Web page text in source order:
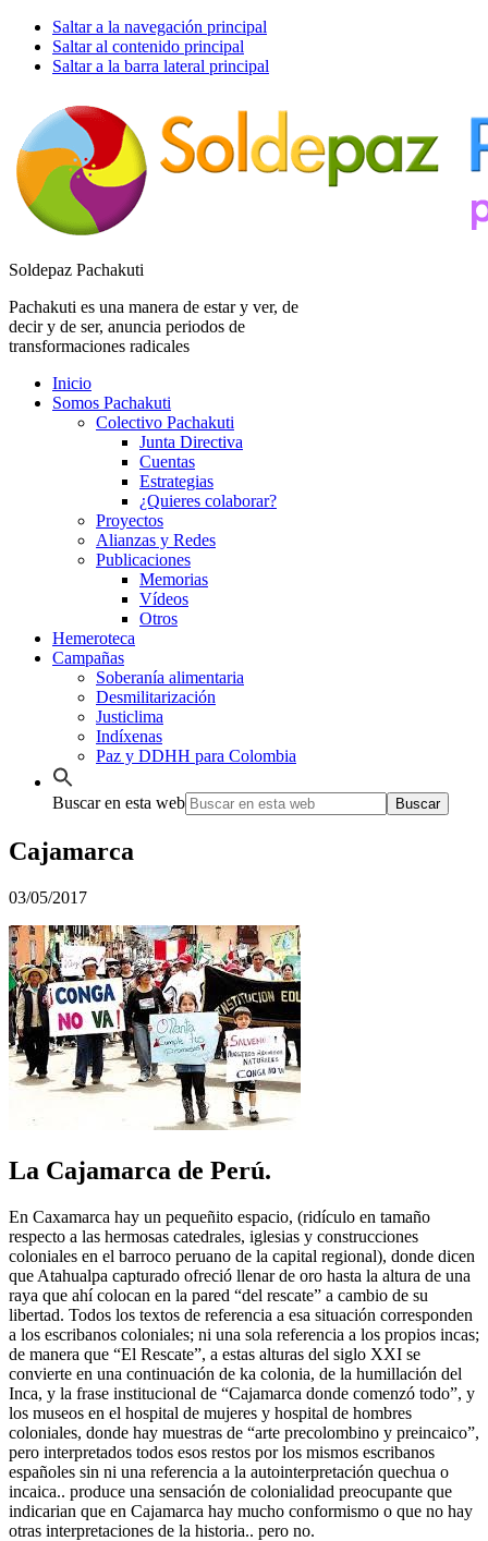
Saltar a la navegación principal
Saltar al contenido principal
Saltar a la barra lateral principal
Soldepaz Pachakuti
Pachakuti es una manera de estar y ver, de
decir y de ser, anuncia periodos de
transformaciones radicales
Inicio
Somos Pachakuti
Colectivo Pachakuti
Junta Directiva
Cuentas
Estrategias
¿Quieres colaborar?
Proyectos
Alianzas y Redes
Publicaciones
Memorias
Vídeos
Otros
Hemeroteca
Campañas
Soberanía alimentaria
Desmilitarización
Justiclima
Indíxenas
Paz y DDHH para Colombia
Buscar en esta web
Cajamarca
03/05/2017
La Cajamarca de Perú.
En Caxamarca hay un pequeñito espacio, (ridículo en tamaño
respecto a las hermosas catedrales, iglesias y construcciones
coloniales en el barroco peruano de la capital regional), donde dicen
que Atahualpa capturado ofreció llenar de oro hasta la altura de una
raya que ahí colocan en la pared “del rescate” a cambio de su
libertad. Todos los textos de referencia a esa situación corresponden
a los escribanos coloniales; ni una sola referencia a los propios incas;
de manera que “El Rescate”, a estas alturas del siglo XXI se
convierte en una continuación de ka colonia, de la humillación del
Inca, y la frase institucional de “Cajamarca donde comenzó todo”, y
los museos en el hospital de mujeres y hospital de hombres
coloniales, donde hay muestras de “arte precolombino y preincaico”,
pero interpretados todos esos restos por los mismos escribanos
españoles sin ni una referencia a la autointerpretación quechua o
incaica.. produce una sensación de colonialidad preocupante que
indicarian que en Cajamarca hay mucho conformismo o que no hay
otras interpretaciones de la historia.. pero no.